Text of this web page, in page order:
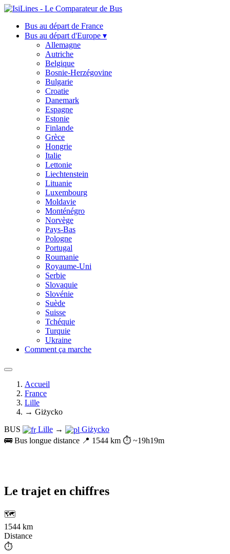
Bus au départ de France
Bus au départ d'Europe ▾
Allemagne
Autriche
Belgique
Bosnie-Herzégovine
Bulgarie
Croatie
Danemark
Espagne
Estonie
Finlande
Grèce
Hongrie
Italie
Lettonie
Liechtenstein
Lituanie
Luxembourg
Moldavie
Monténégro
Norvège
Pays-Bas
Pologne
Portugal
Roumanie
Royaume-Uni
Serbie
Slovaquie
Slovénie
Suède
Suisse
Tchéquie
Turquie
Ukraine
Comment ça marche
Accueil
France
Lille
→ Giżycko
BUS
Lille →
Giżycko
🚌 Bus longue distance 📍 1544 km ⏱️ ~19h19m
Le trajet en chiffres
🗺️
1544 km
Distance
⏱️